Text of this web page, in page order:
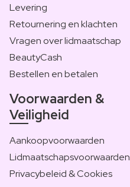
Levering
Retournering en klachten
Vragen over lidmaatschap
BeautyCash
Bestellen en betalen
Voorwaarden &
Veiligheid
Aankoopvoorwaarden
Lidmaatschapsvoorwaarden
Privacybeleid & Cookies